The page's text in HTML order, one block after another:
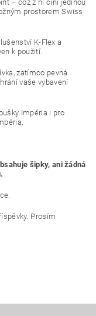
– což z ní činí jedinou
prostorem Swiss
K-Flex a
k použití.
zatímco pevná
vaše vybavení
Impéria i pro
šipky, ani žádná
Prosím